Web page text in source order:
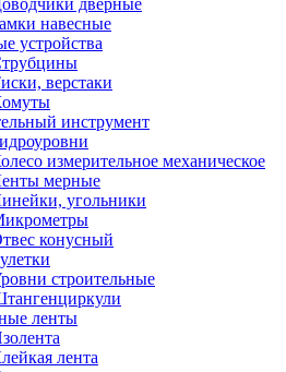
дверные
навесные
устройства
верстаки
инструмент
измерительное механическое
мерные
угольники
конусный
строительные
ленты
лента